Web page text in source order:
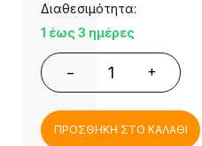
Διαθεσιμότητα:
1 έως 3 ημέρες
− +
ΠΡΟΣΘΗΚΗ ΣΤΟ ΚΑΛΑΘΙ